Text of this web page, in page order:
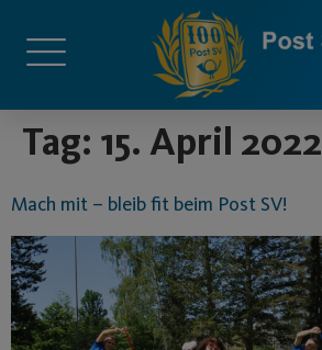
Tag: 15. April 2022
Mach mit – bleib fit beim Post SV!